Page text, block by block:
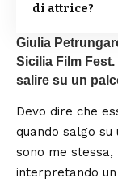
di attrice?
Giulia
Sicilia Film
salire su un
Devo dire che
quando salgo su
sono me
interpretando